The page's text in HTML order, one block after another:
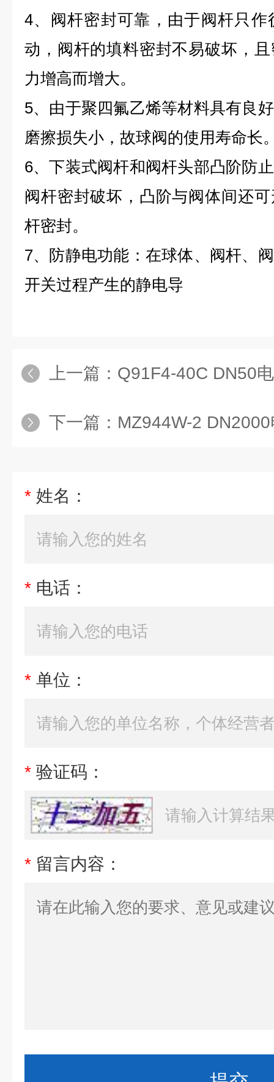
4、阀杆密封可靠，由于阀杆只
动，阀杆的填料密封不易破坏，
力增高而增大。
5、由于聚四氟乙烯等材料具有良
磨擦损失小，故球阀的使用寿命长
6、下装式阀杆和阀杆头部凸阶防
阀杆密封破坏，凸阶与阀体间还
杆密封。
7、防静电功能：在球体、阀杆、
开关过程产生的静电导
上一篇： Q91F4-40C DN50
下一篇： MZ944W-2 DN2000
* 姓名：
* 电话：
* 单位：
* 验证码：
* 留言内容：